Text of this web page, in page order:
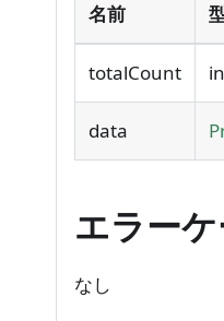
名前
totalCount
data
エラー
なし